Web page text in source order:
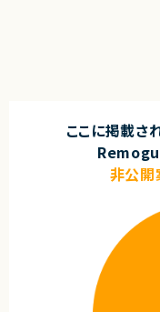
ここに掲載さ
Remogu
非公開